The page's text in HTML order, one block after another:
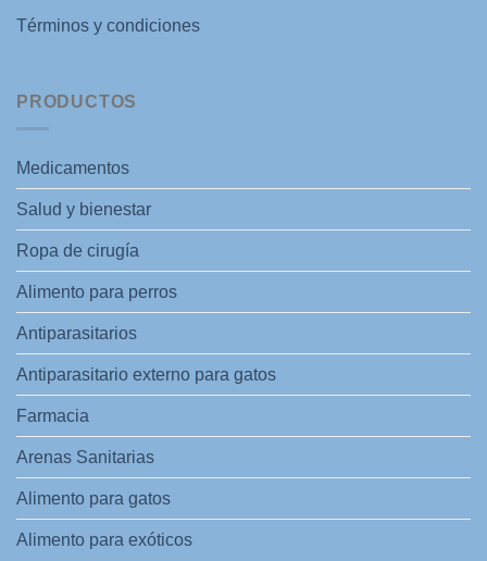
Términos y condiciones
PRODUCTOS
Medicamentos
Salud y bienestar
Ropa de cirugía
Alimento para perros
Antiparasitarios
Antiparasitario externo para gatos
Farmacia
Arenas Sanitarias
Alimento para gatos
Alimento para exóticos